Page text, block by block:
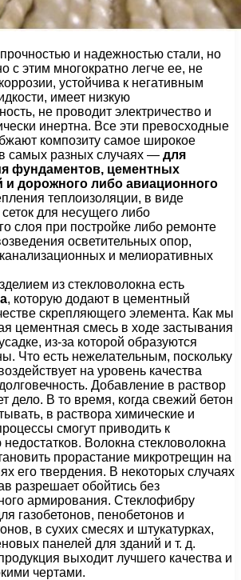
и надежностью стали, но
с этим многократно легче ее, не
устойчива к негативным
имеет низкую
не проводит электричество и
инертна. Все эти превосходные
композиту самое широкое
самых разных случаях — для
фундаментов, цементных
и дорожного либо авиационного
теплоизоляции, в виде
для несущего либо
слоя при постройке либо ремонте
осветительных опор,
и мелиоративных
из стекловолокна есть
, которую додают в цементный
скрепляющего элемента. Как мы
цементная смесь в ходе застывания
из-за которой образуются
Что есть нежелательным, поскольку
на уровень качества
Добавление в раствор
дело. В то время, когда свежий бетон
в раствора химические и
смогут приводить к
Волокна стекловолокна
прорастание микротрещин на
его твердения. В некоторых случаях
разрешает обойтись без
армирования. Стеклофибру
газобетонов, пенобетонов и
в сухих смесях и штукатурках,
панелей для зданий и т. д.
выходит лучшего качества и
чертами.